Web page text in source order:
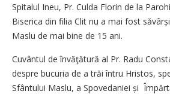
Spitalul Ineu, Pr. Culda Florin de la
Biserica din filia Clit nu a mai fost
Maslu de mai bine de 15 ani.
Cuvântul de învăţătură al Pr. Radu
despre bucuria de a trăi întru Hristos,
Sfântului Maslu, a Spovedaniei și